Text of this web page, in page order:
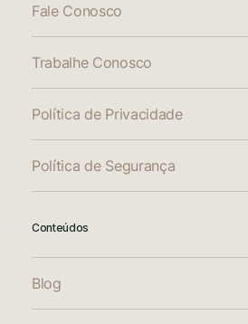
Fale Conosco
Trabalhe Conosco
Política de Privacidade
Política de Segurança
Conteúdos
Blog